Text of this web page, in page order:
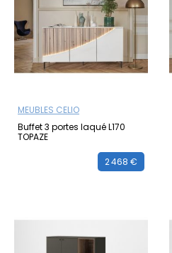
MEUBLES CELIO
Buffet 3 portes laqué L170
TOPAZE
2 468 €